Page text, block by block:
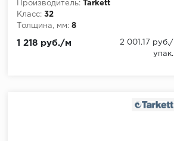
Производитель:
Tarkett
Класс: 32
Толщина, мм: 8
1 218 руб./м
2 001.17 руб./
упак.